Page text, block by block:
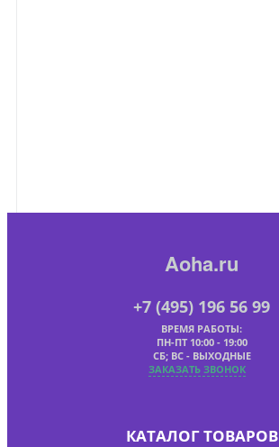
Aoha.ru
+7 (495) 196 56 99
ВРЕМЯ РАБОТЫ:
ПН-ПТ 10:00 - 19:00
СБ; ВС - ВЫХОДНЫЕ
ЗАКАЗАТЬ ЗВОНОК
КАТАЛОГ ТОВАРОВ